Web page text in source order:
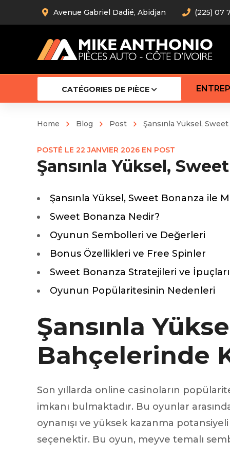
Avenue Gabriel Dadié, Abidjan (225) 07
CATÉGORIES DE PIÈCE
Barre
Robot
Cardan
Tampon
Cylinder
Pistons
Feu
Bague
Calle
Culasse
Chaine
Home Blog Post Şansınla Yüksel,
POSTÉ LE 22 JANVIER 2026 EN POST
Şansınla Yüksel,
Şansınla Yüksel, Sweet Bonanza ile
Sweet Bonanza Nedir?
Oyunun Sembolleri ve Değerleri
Bonus Özellikleri ve Free Spinler
Sweet Bonanza Stratejileri ve İpuçları
Oyunun Popülaritesinin Nedenleri
Şansınla
Bahçelerinde
Son yıllarda online casinoların
imkanı bulmaktadır. Bu oyunlar
oynanışı ve yüksek kazanma
seçenektir. Bu oyun, meyve temalı